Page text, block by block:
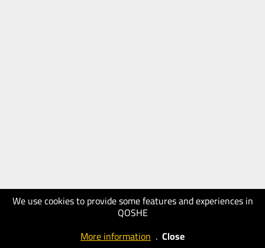
We use cookies to provide some features and experiences in
QOSHE
More information . Close